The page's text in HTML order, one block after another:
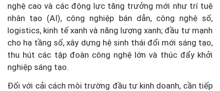
nghệ cao và các động lực tăng trưởng mới như trí tuệ
nhân tạo (AI), công nghiệp bán dẫn, công nghệ số,
logistics, kinh tế xanh và năng lượng xanh; đầu tư mạnh
cho hạ tầng số, xây dựng hệ sinh thái đổi mới sáng tạo,
thu hút các tập đoàn công nghệ lớn và thúc đẩy khởi
nghiệp sáng tạo.
Đối với cải cách môi trường đầu tư kinh doanh, cần tiếp